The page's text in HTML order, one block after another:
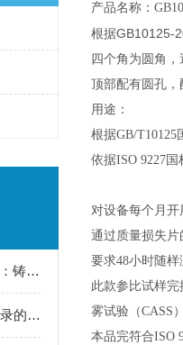
英国SCRATA粗糙度对比试块：铸件表面质量评估的标准化工具
盐雾参比试样质量损失原始记录的重要性
产品名称：
根据GB10125-
四个角为圆角
顶部配有圆孔，
用途：
根据GB/T10125
依据ISO 9227
对设备每个月开
通过质量损失片
要求48小时随样
此款参比试样完
雾试验（CASS
本品完符合ISO